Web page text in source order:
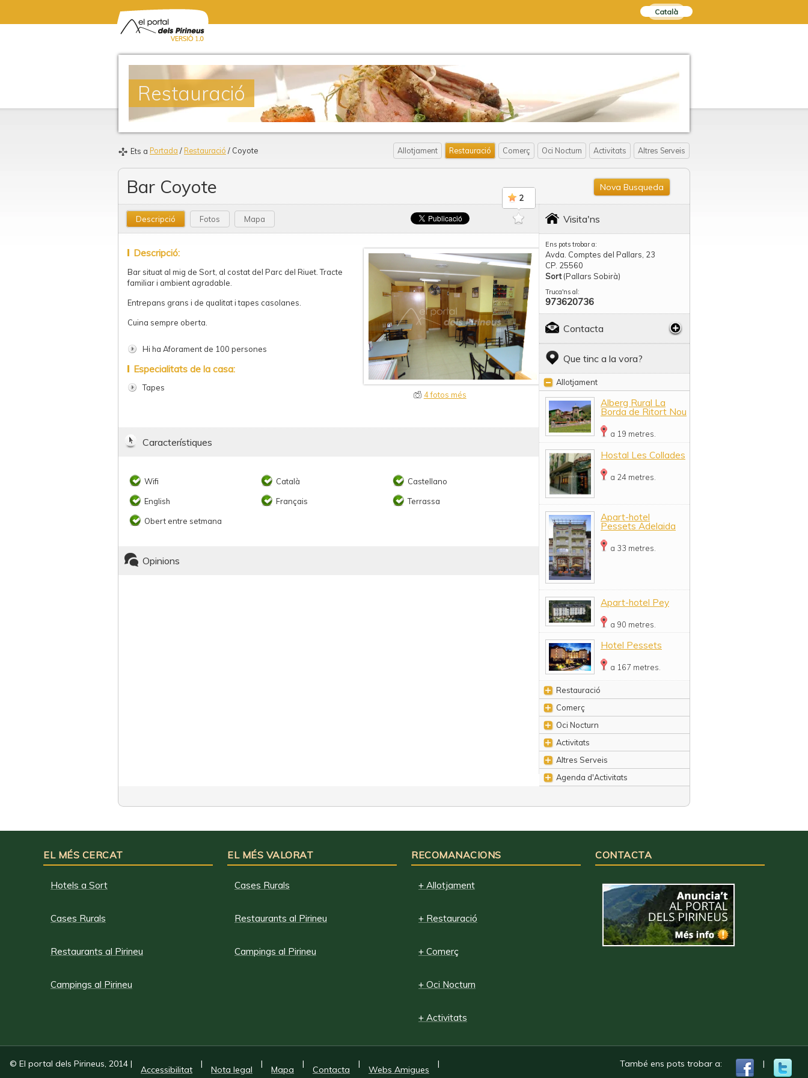
Català
Restauració
Ets a Portada / Restauració / Coyote Allotjament Restauració Comerç Oci Nocturn Activitats Altres Serveis
Bar Coyote
2
Nova Busqueda
Descripció Fotos Mapa
Descripció:
Bar situat al mig de Sort, al costat del Parc del Riuet. Tracte
familiar i ambient agradable.
Entrepans grans i de qualitat i tapes casolanes.
Cuina sempre oberta.
Hi ha Aforament de 100 persones
Especialitats de la casa:
Tapes
4 fotos més
Característiques
Wifi Català Castellano
English Français Terrassa
Obert entre setmana
Opinions
Visita'ns
Ens pots trobar a:
Avda. Comptes del Pallars, 23
CP. 25560
Sort(Pallars Sobirà)
Truca'ns al:
973620736
Contacta
Que tinc a la vora?
Allotjament
Alberg Rural La
Borda de Ritort Nou
a 19 metres.
Hostal Les Collades
a 24 metres.
Apart-hotel
Pessets Adelaida
a 33 metres.
Apart-hotel Pey
a 90 metres.
Hotel Pessets
a 167 metres.
Restauració
Comerç
Oci Nocturn
Activitats
Altres Serveis
Agenda d'Activitats
EL MÉS CERCAT
Hotels a Sort
Cases Rurals
Restaurants al Pirineu
Campings al Pirineu
EL MÉS VALORAT
Cases Rurals
Restaurants al Pirineu
Campings al Pirineu
RECOMANACIONS
+ Allotjament
+ Restauració
+ Comerç
+ Oci Nocturn
+ Activitats
CONTACTA
© El portal dels Pirineus, 2014 |
Accessibilitat
|
Nota legal
|
Mapa
|
Contacta
|
Webs Amigues
| També ens pots trobar a: |